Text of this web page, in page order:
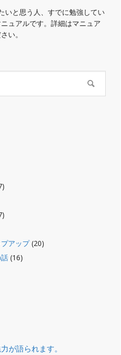
いと思う人、すでに勉強してい
ュアルです。詳細はマニュア
い。
アップ(20)
(16)
が語られます。